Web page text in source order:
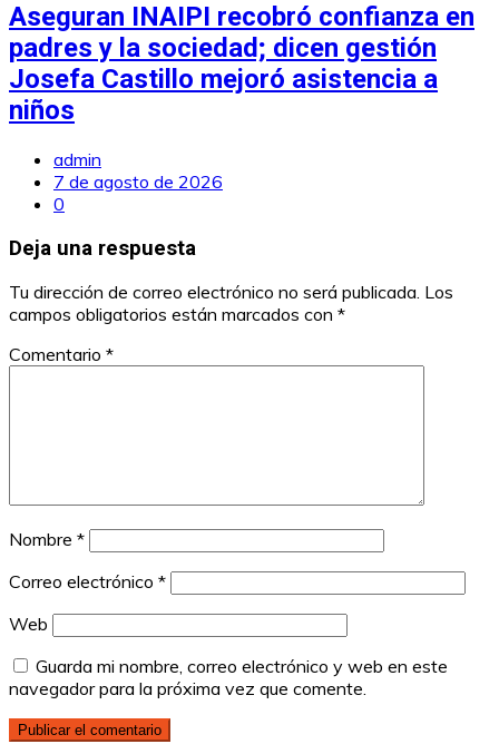
Aseguran INAIPI recobró confianza en
padres y la sociedad; dicen gestión
Josefa Castillo mejoró asistencia a
niños
admin
7 de agosto de 2026
0
Deja una respuesta
Tu dirección de correo electrónico no será publicada. Los
campos obligatorios están marcados con *
Comentario *
Nombre *
Correo electrónico *
Web
Guarda mi nombre, correo electrónico y web en este
navegador para la próxima vez que comente.